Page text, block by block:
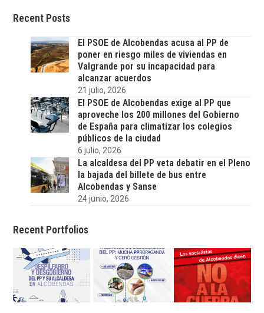
Recent Posts
El PSOE de Alcobendas acusa al PP de
poner en riesgo miles de viviendas en
Valgrande por su incapacidad para
alcanzar acuerdos
21 julio, 2026
El PSOE de Alcobendas exige al PP que
aproveche los 200 millones del Gobierno
de España para climatizar los colegios
públicos de la ciudad
6 julio, 2026
La alcaldesa del PP veta debatir en el Pleno
la bajada del billete de bus entre
Alcobendas y Sanse
24 junio, 2026
Recent Portfolios